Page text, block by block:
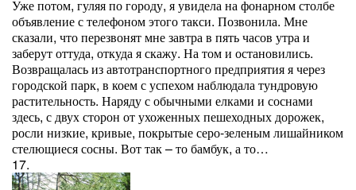
Уже потом, гуляя по городу, я увидела на фонарном столбе
объявление с телефоном этого такси. Позвонила. Мне
сказали, что перезвонят мне завтра в пять часов утра и
заберут оттуда, откуда я скажу. На том и остановились.
Возвращалась из автотранспортного предприятия я через
городской парк, в коем с успехом наблюдала тундровую
растительность. Наряду с обычными елками и соснами
здесь, с двух сторон от ухоженных пешеходных дорожек,
росли низкие, кривые, покрытые серо-зеленым лишайником
стелющиеся сосны. Вот так – то бамбук, а то…
17.